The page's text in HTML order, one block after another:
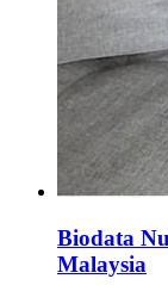
Biodata
Malaysia